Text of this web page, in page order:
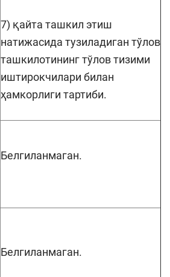
7) қайта ташкил этиш
натижасида тузиладиган тўлов
ташкилотининг тўлов тизими
иштирокчилари билан
ҳамкорлиги тартиби.
Белгиланмаган.
Белгиланмаган.